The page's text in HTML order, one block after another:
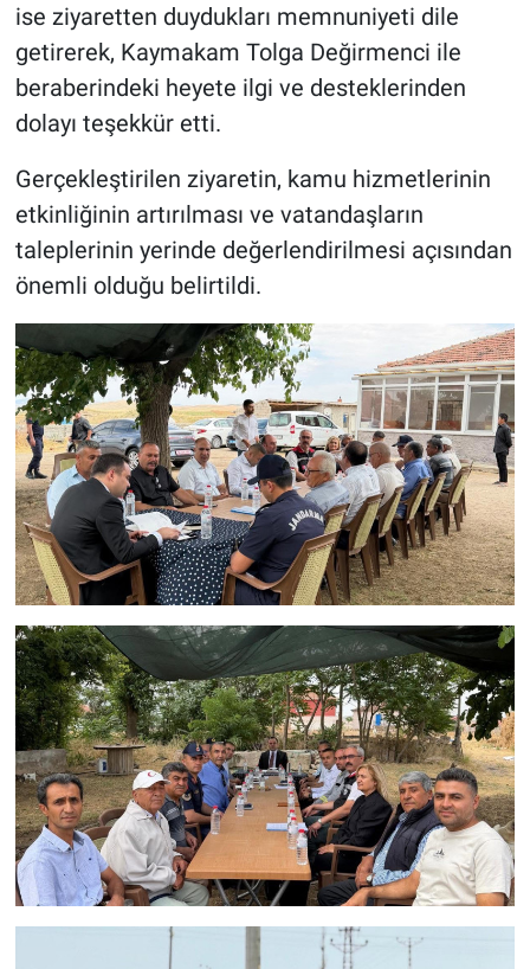
ise ziyaretten duydukları memnuniyeti dile
getirerek, Kaymakam Tolga Değirmenci ile
beraberindeki heyete ilgi ve desteklerinden
dolayı teşekkür etti.
Gerçekleştirilen ziyaretin, kamu hizmetlerinin
etkinliğinin artırılması ve vatandaşların
taleplerinin yerinde değerlendirilmesi açısından
önemli olduğu belirtildi.